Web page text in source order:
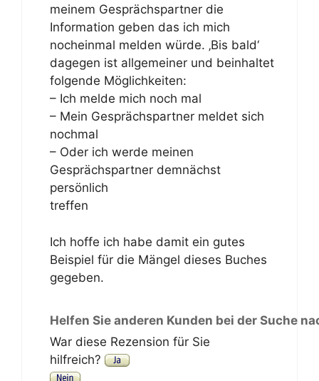
meinem Gesprächspartner die
Information geben das ich mich
nocheinmal melden würde. ‚Bis bald‘
dagegen ist allgemeiner und beinhaltet
folgende Möglichkeiten:
– Ich melde mich noch mal
– Mein Gesprächspartner meldet sich
nochmal
– Oder ich werde meinen
Gesprächspartner demnächst
persönlich
treffen
Ich hoffe ich habe damit ein gutes
Beispiel für die Mängel dieses Buches
gegeben.
Helfen Sie anderen Kunden bei der Suche
War diese Rezension für Sie
hilfreich?